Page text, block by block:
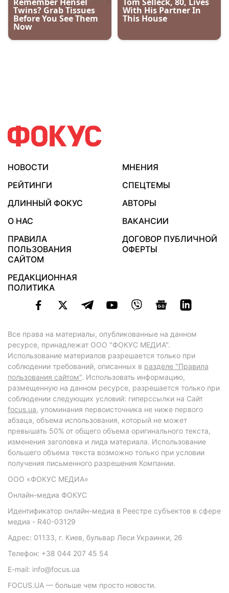
НОВОСТИ
МНЕНИЯ
РЕЙТИНГИ
СПЕЦТЕМЫ
ДЛИННЫЙ ФОКУС
АВТОРЫ
О НАС
ВАКАНСИИ
ПРАВИЛА
ПОЛЬЗОВАНИЯ
САЙТОМ
ДОГОВОР ПУБЛИЧНОЙ
ОФЕРТЫ
РЕДАКЦИОННАЯ
ПОЛИТИКА
Все права на материалы, опубликованные на данном
ресурсе, принадлежат ООО "ФОКУС МЕДИА".
Использование материалов разрешается только при
соблюдении требований, описанных в разделе "Правила
пользования сайтом". Использовать информацию,
размещенную на данном ресурсе, разрешается только при
соблюдении следующих условий: гиперссылки на Сайт
focus.ua, упоминания первоисточника не ниже первого
абзаца, объема использования, который не может
превышать 50% от общего объема оригинального текста,
изменения заголовка и лида материала. Использование
большего объема текста возможно только при условии
получения письменного разрешения Компании.
ООО «ФОКУС МЕДИА»
Онлайн-медиа ФОКУС
Идентификатор онлайн-медиа в Реестре субъектов в сфере
медиа - R40-03129
Адрес: 01133, г. Киев, бульвар Леси Украинки, 26
Телефон: +38 044 207 45 54
E-mail: info@focus.ua
FOCUS.UA — больше чем просто новости.